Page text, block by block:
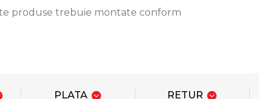
produse trebuie montate conform
PLATA RETUR